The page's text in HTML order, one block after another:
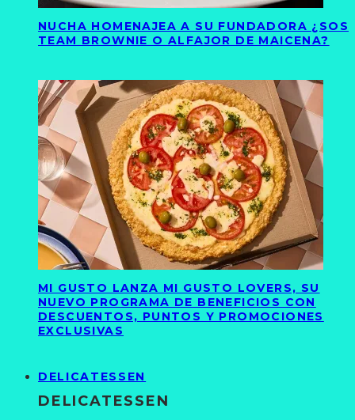
NUCHA HOMENAJEA A SU FUNDADORA ¿SOS
TEAM BROWNIE O ALFAJOR DE MAICENA?
MI GUSTO LANZA MI GUSTO LOVERS, SU
NUEVO PROGRAMA DE BENEFICIOS CON
DESCUENTOS, PUNTOS Y PROMOCIONES
EXCLUSIVAS
DELICATESSEN
DELICATESSEN